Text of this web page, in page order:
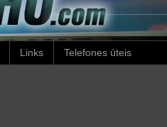
Links Telefones úteis